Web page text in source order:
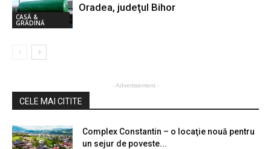
CASĂ &
GRĂDINĂ
Oradea, judeţul Bihor
- Advertisement -
CELE MAI CITITE
Complex Constantin – o locaţie nouă pentru
un sejur de poveste...